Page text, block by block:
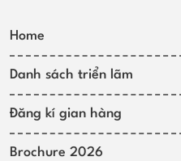
Home
Danh sách triển lãm
Đăng kí gian hàng
Brochure 2026